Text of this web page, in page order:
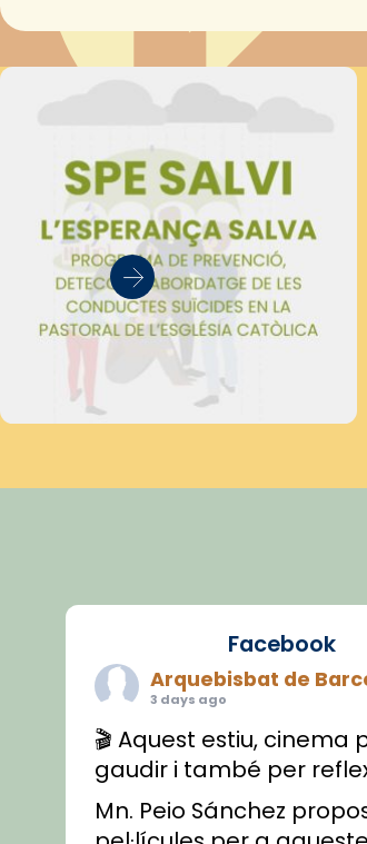
Facebook
Arquebisbat de
3 days ago
🎬 Aquest estiu, cinema
gaudir i també per
Mn. Peio Sánchez